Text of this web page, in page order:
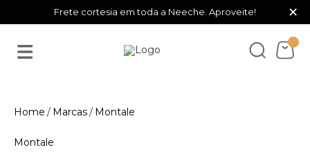
Frete cortesia em toda a Neeche. Aproveite! ×
Marcas Montale
Montale